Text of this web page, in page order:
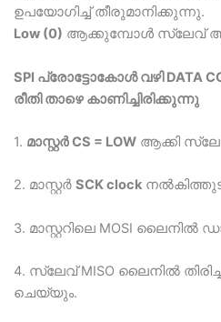
ഉപയോഗിച്ച് തീരുമാനിക്കുന്നു.
Low (0) ആക്കുമ്പോൾ സ്ലേവ്
SPI പ്രോട്ടോകോള്‍ വഴി DATA
രീതി താഴെ കാണിച്ചിരിക്കുന്നു
1. മാസ്റ്റർ CS = LOWആക്കി
2. മാസ്റ്റർ SCK clock
3. മാസ്റ്ററിലെ MOSI ലൈനിൽ
4. സ്ലേവ് MISO ലൈനിൽ
ചെയ്യും.